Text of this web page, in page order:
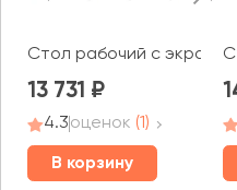
Стол рабочий с экраном
13 731
4.3оценок (1)
В корзину